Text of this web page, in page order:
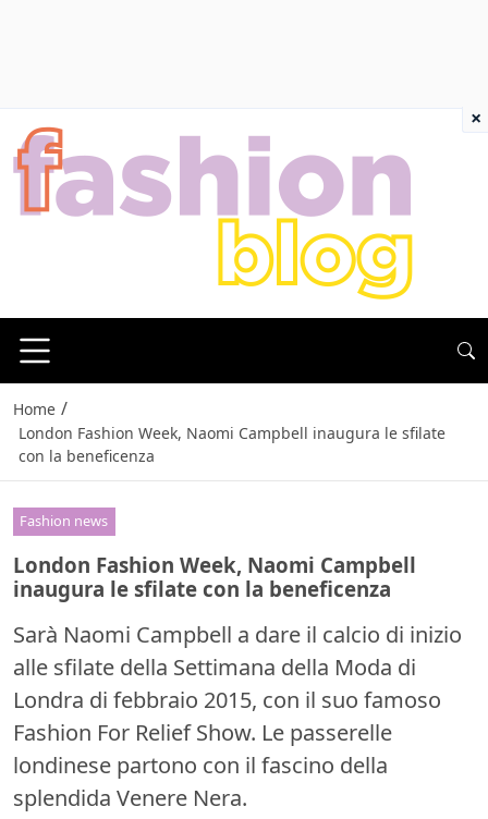
Home /
London Fashion Week, Naomi Campbell inaugura le sfilate
con la beneficenza
Fashion news
London Fashion Week, Naomi Campbell
inaugura le sfilate con la beneficenza
Sarà Naomi Campbell a dare il calcio di inizio
alle sfilate della Settimana della Moda di
Londra di febbraio 2015, con il suo famoso
Fashion For Relief Show. Le passerelle
londinese partono con il fascino della
splendida Venere Nera.
×